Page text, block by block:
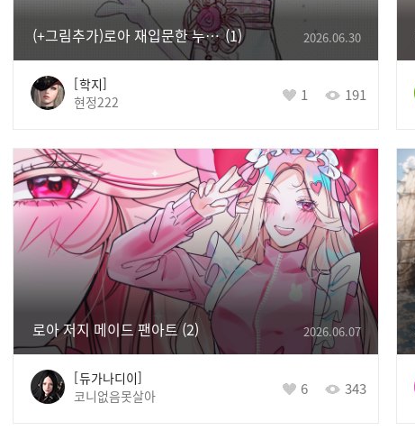
(+그림추가)로아 재입문한 누비 게시판 놀러왓서요 1
학지
현정222
1 191
2026.06.30
로아 저지 메이드 팬아트 2
듀가나디이
코니없음못살아
6 343
2026.06.07